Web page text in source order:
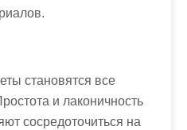
становятся все
и лаконичность
сосредоточиться на